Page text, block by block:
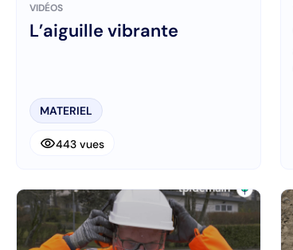
VIDÉOS
L’aiguille vibrante
MATERIEL
visibility443 vues